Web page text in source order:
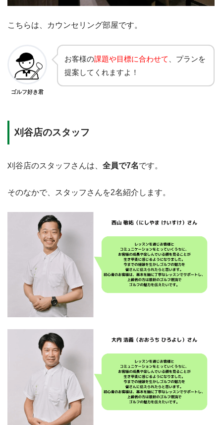
こちらは、カウンセリング部屋です。
ゴルフ好き君
お客様の課題や目標に合わせて
、プランを
提案してくれますよ！
刈谷店のスタッフ
刈谷店のスタッフさんは、 全員で7名です。
そのなかで、スタッフさんを2名紹介します。